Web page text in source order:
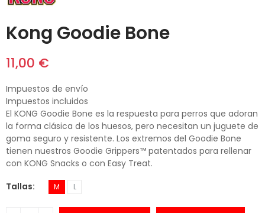
Kong Goodie Bone
11,00 €
Impuestos de envío
Impuestos incluidos
El KONG Goodie Bone es la respuesta para perros que adoran
la forma clásica de los huesos, pero necesitan un juguete de
goma seguro y resistente. Los extremos del Goodie Bone
tienen nuestros Goodie Grippers™ patentados para rellenar
con KONG Snacks o con Easy Treat.
Tallas
M L